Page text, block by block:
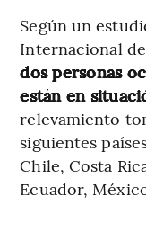
Según un
Internacional
dos personas
están en
relevamiento
siguientes
Chile, Costa
Ecuador,